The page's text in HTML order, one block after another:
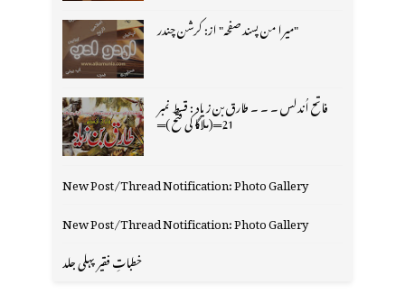
"میرا من پسند صفحہ" از: کرشن چندر
فاتح اُندلس ۔ ۔ ۔ طارق بن زیاد : قسط نمبر
21═(ملاگا کی فتح )═
New Post/Thread Notification: Photo Gallery
New Post/Thread Notification: Photo Gallery
خطباتِ فقیر پہلی جلد